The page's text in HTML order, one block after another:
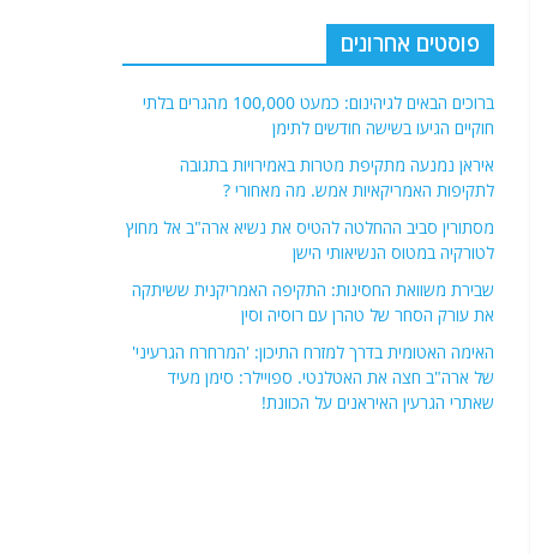
פוסטים אחרונים
ברוכים הבאים לגיהינום: כמעט 100,000 מהגרים בלתי
חוקיים הגיעו בשישה חודשים לתימן
איראן נמנעה מתקיפת מטרות באמירויות בתגובה
לתקיפות האמריקאיות אמש. מה מאחורי ?
מסתורין סביב ההחלטה להטיס את נשיא ארה"ב אל מחוץ
לטורקיה במטוס הנשיאותי הישן
שבירת משוואת החסינות: התקיפה האמריקנית ששיתקה
את עורק הסחר של טהרן עם רוסיה וסין
האימה האטומית בדרך למזרח התיכון: 'המרחרח הגרעיני'
של ארה"ב חצה את האטלנטי. ספויילר: סימן מעיד
שאתרי הגרעין האיראנים על הכוונת!